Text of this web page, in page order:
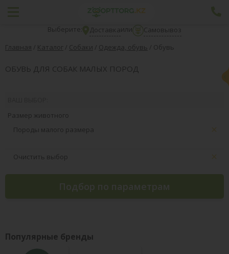
Выберите: Доставкаили
Самовывоз
Главная / Каталог / Собаки / Одежда, обувь / Обувь
ОБУВЬ ДЛЯ СОБАК МАЛЫХ ПОРОД
Размер животного
Породы малого размера
Очистить выбор
Подбор по параметрам
Популярные бренды